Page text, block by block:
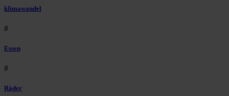
klimawandel
#
Essen
#
Räder